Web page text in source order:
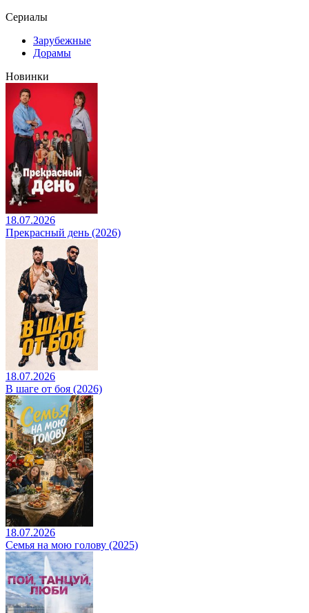
Сериалы
Зарубежные
Дорамы
Новинки
18.07.2026
Прекрасный день (2026)
18.07.2026
В шаге от боя (2026)
18.07.2026
Семья на мою голову (2025)